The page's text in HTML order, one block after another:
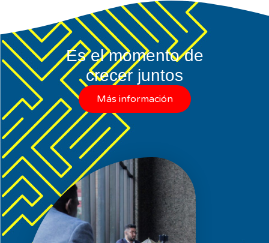
Es el momento de
crecer juntos
Más información